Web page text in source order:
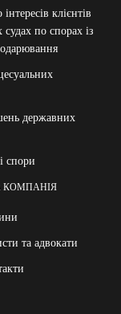
клієнтів
судах по спорах із
державних
спори
та адвокати